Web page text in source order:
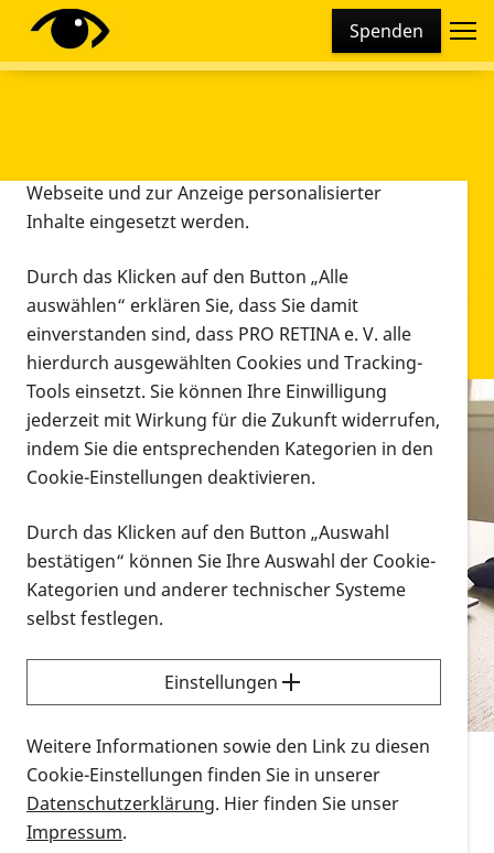
Spenden
Infomaterial
Infomaterial
Vorlesen
Alle Infomaterialien in verschiedenen
Formaten an einem Ort
Sie möchten wissen, wie Sie nach Infonmaterial
suchen und dieses bestellen bzw. herunterladen
können? Schauen Sie sich dieErklärvideos zum
Thema Infomaterial auf der PRO RETINA-Website
für blinde und sehbehinderte Menschen an.
Auf dieser Seite finden Sie sämtliches Infomaterial
Diese Webseite setzt verschiedene Cookies und
Tracking-Tools ein. Dies beinhaltet Cookies und
Webseite und zur Anzeige personalisierter
Inhalte eingesetzt werden.
Durch das Klicken auf den Button „Alle
auswählen“ erklären Sie, dass Sie damit
einverstanden sind, dass PRO RETINA e. V. alle
hierdurch ausgewählten Cookies und Tracking-
Tools einsetzt. Sie können Ihre Einwilligung
jederzeit mit Wirkung für die Zukunft widerrufen,
indem Sie die entsprechenden Kategorien in den
Cookie-Einstellungen deaktivieren.
Durch das Klicken auf den Button „Auswahl
bestätigen“ können Sie Ihre Auswahl der Cookie-
Kategorien und anderer technischer Systeme
selbst festlegen.
Einstellungen
Weitere Informationen sowie den Link zu diesen
Cookie-Einstellungen finden Sie in unserer
Datenschutzerklärung. Hier finden Sie unser
Impressum.